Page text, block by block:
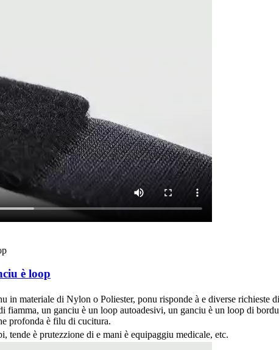
è loop
materiale di Nylon o Poliester, ponu risponde à e diverse richieste
fiamma, un ganciu è un loop autoadesivi, un ganciu è un loop di
profonda è filu di cucitura.
tende è prutezzione di e mani è equipaggiu medicale, etc.